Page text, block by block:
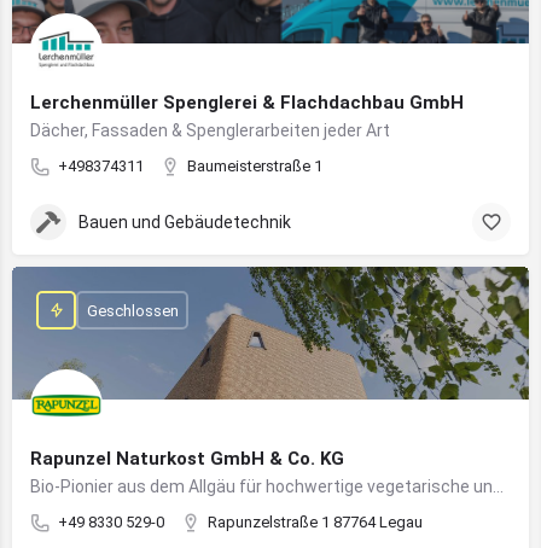
Lerchenmüller Spenglerei & Flachdachbau GmbH
Dächer, Fassaden & Spenglerarbeiten jeder Art
+498374311 Baumeisterstraße 1
Bauen und Gebäudetechnik
Rapunzel Naturkost GmbH & Co. KG
+49 8330 529-0 Rapunzelstraße 1 87764 Legau
Geschlossen